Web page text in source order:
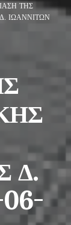
ΤΗΣ
ΙΩΑΝΝΙΤΩΝ
Δ.